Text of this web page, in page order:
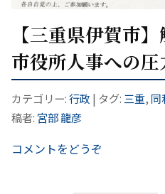
【三重県伊賀市
市役所人事への
カテゴリー:行政 | タグ: 三重, 同
稿者: 宮部 龍彦
コメントをどうぞ